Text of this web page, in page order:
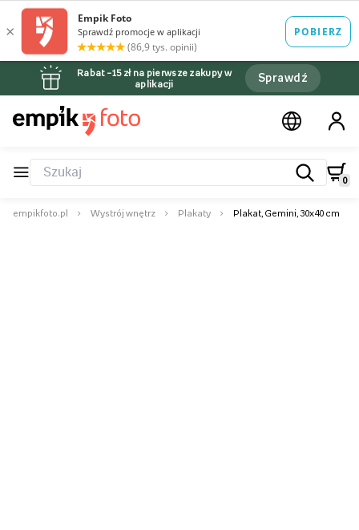
Rabat –15 zł na pierwsze zakupy w
aplikacji
Sprawdź
0
empikfoto.pl Wystrój wnętrz Plakaty Plakat, Gemini, 30x40 cm